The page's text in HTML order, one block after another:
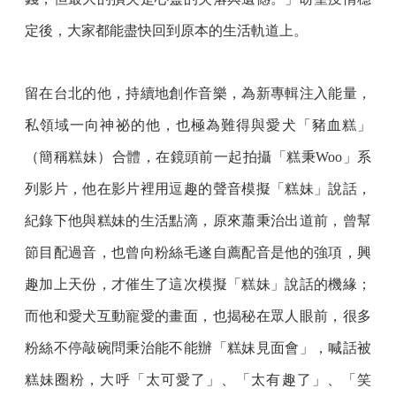
定後，大家都能盡快回到原本的生活軌道上。
留在台北的他，持續地創作音樂，為新專輯注入能量，
私領域一向神祕的他，也極為難得與愛犬「豬血糕」
（簡稱糕妹）合體，在鏡頭前一起拍攝「糕秉Woo」系
列影片，他在影片裡用逗趣的聲音模擬「糕妹」說話，
紀錄下他與糕妹的生活點滴，原來蕭秉治出道前，曾幫
節目配過音，也曾向粉絲毛遂自薦配音是他的強項，興
趣加上天份，才催生了這次模擬「糕妹」說話的機緣；
而他和愛犬互動寵愛的畫面，也揭秘在眾人眼前，很多
粉絲不停敲碗問秉治能不能辦「糕妹見面會」，喊話被
糕妹圈粉，大呼「太可愛了」、「太有趣了」、「笑